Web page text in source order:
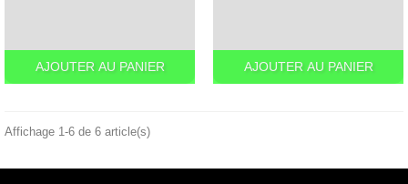
AJOUTER AU PANIER AJOUTER AU PANIER
Affichage 1-6 de 6 article(s)